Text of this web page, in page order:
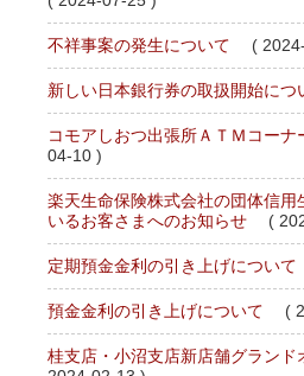
不祥事案の発生について (
新しい日本銀行券の取扱開始につ
コモアしおつ出張所ＡＴＭコーナ
04-10 )
楽天生命保険株式会社の団体信
いるお客さまへのお知らせ
(
定期預金金利の引き上げについて
預金金利の引き上げについて (
桂支店・小沼支店新店舗グランド